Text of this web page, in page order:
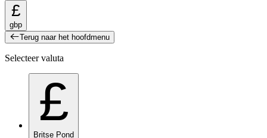
£
gbp
Terug naar het hoofdmenu
Selecteer valuta
£
Britse Pond